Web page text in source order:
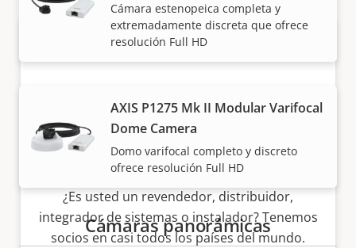
Cámara estenopeica completa y
extremadamente discreta que ofrece
resolución Full HD
AXIS P1275 Mk II Modular Varifocal
Dome Camera
Domo varifocal completo y discreto
ofrece resolución Full HD
Cámaras panorámicas
Hágase socio
¿Es usted un revendedor, distribuidor,
integrador de sistemas o instalador? Tenemos
socios en casi todos los países del mundo.